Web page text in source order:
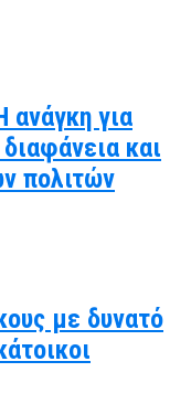
ανάγκη για
και
πολιτών
με δυνατό